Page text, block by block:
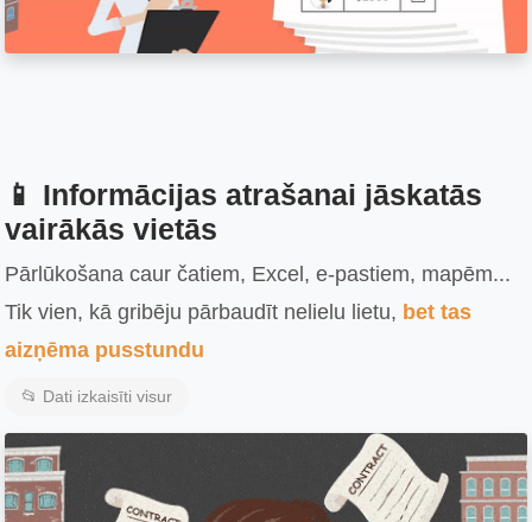
📱 Informācijas atrašanai jāskatās
vairākās vietās
Pārlūkošana caur čatiem, Excel, e-pastiem, mapēm...
Tik vien, kā gribēju pārbaudīt nelielu lietu, bet tas
aizņēma pusstundu
📂 Dati izkaisīti visur